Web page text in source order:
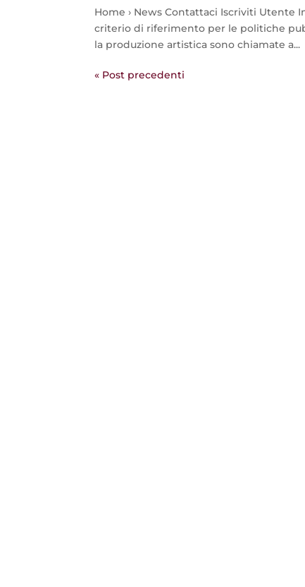
Home › News Contattaci Iscriviti Utente
criterio di riferimento per le politiche
la produzione artistica sono chiamate a...
« Post precedenti